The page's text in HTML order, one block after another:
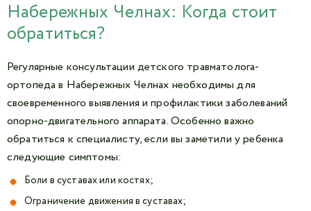
Набережных Челнах: Когда стоит
обратиться?
Регулярные консультации детского травматолога-
ортопеда в Набережных Челнах необходимы для
своевременного выявления и профилактики заболеваний
опорно-двигательного аппарата. Особенно важно
обратиться к специалисту, если вы заметили у ребенка
следующие симптомы:
Боли в суставах или костях;
Ограничение движения в суставах;